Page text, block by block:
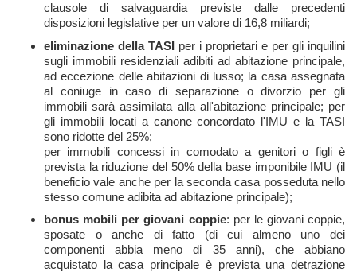
clausole di salvaguardia previste dalle precedenti
disposizioni legislative per un valore di 16,8 miliardi;
eliminazione della TASI per i proprietari e per gli inquilini
sugli immobili residenziali adibiti ad abitazione principale,
ad eccezione delle abitazioni di lusso; la casa assegnata
al coniuge in caso di separazione o divorzio per gli
immobili sarà assimilata alla all'abitazione principale; per
gli immobili locati a canone concordato l'IMU e la TASI
sono ridotte del 25%;
per immobili concessi in comodato a genitori o figli è
prevista la riduzione del 50% della base imponibile IMU (il
beneficio vale anche per la seconda casa posseduta nello
stesso comune adibita ad abitazione principale);
bonus mobili per giovani coppie: per le giovani coppie,
sposate o anche di fatto (di cui almeno uno dei
componenti abbia meno di 35 anni), che abbiano
acquistato la casa principale è prevista una detrazione